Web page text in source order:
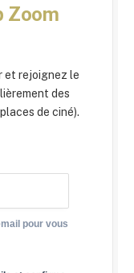
Zoom
et rejoignez le
des
de ciné).
pour vous